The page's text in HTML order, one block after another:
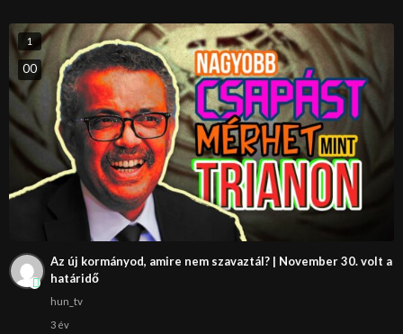
1
00
Az új kormányod, amire nem szavaztál? | November 30. volt a
határidő
hun_tv
3 év